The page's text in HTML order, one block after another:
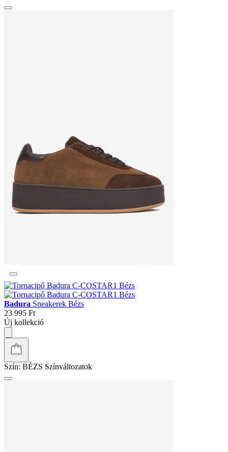
Badura Sneakerek Bézs
23 995 Ft
Új kollekció
Szín: BÉZS Színváltozatok